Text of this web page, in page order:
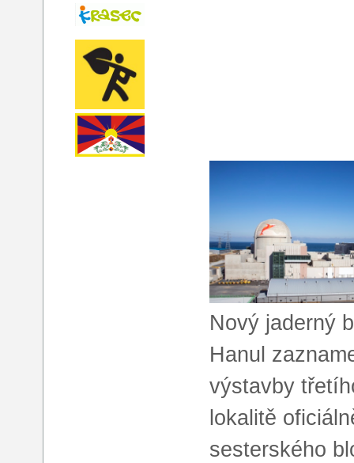
Nový jaderný
Hanul
výstavby
lokalitě
sesterského